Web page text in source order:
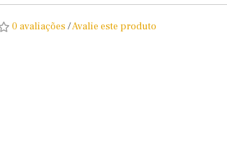
0 avaliações /Avalie este produto